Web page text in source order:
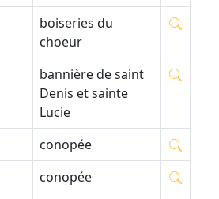
boiseries du
choeur
bannière de saint
Denis et sainte
Lucie
conopée
conopée